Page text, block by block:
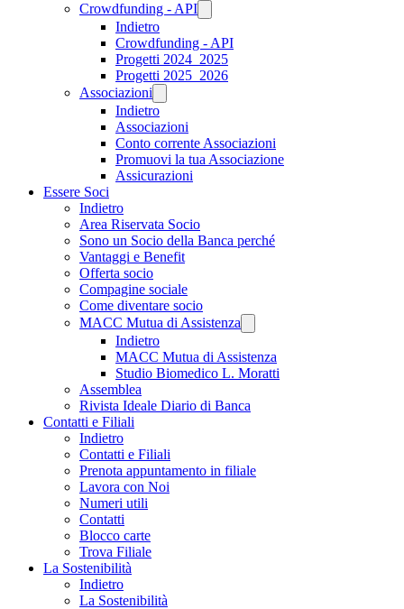
Crowdfunding - API
Indietro
Crowdfunding - API
Progetti 2024_2025
Progetti 2025_2026
Associazioni
Indietro
Associazioni
Conto corrente Associazioni
Promuovi la tua Associazione
Assicurazioni
Essere Soci
Indietro
Area Riservata Socio
Sono un Socio della Banca perché
Vantaggi e Benefit
Offerta socio
Compagine sociale
Come diventare socio
MACC Mutua di Assistenza
Indietro
MACC Mutua di Assistenza
Studio Biomedico L. Moratti
Assemblea
Rivista Ideale Diario di Banca
Contatti e Filiali
Indietro
Contatti e Filiali
Prenota appuntamento in filiale
Lavora con Noi
Numeri utili
Contatti
Blocco carte
Trova Filiale
La Sostenibilità
Indietro
La Sostenibilità